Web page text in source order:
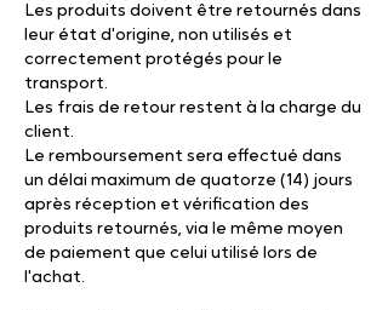
Les produits doivent être retournés dans
leur état d'origine, non utilisés et
correctement protégés pour le
transport.
Les frais de retour restent à la charge du
client.
Le remboursement sera effectué dans
un délai maximum de quatorze (14) jours
après réception et vérification des
produits retournés, via le même moyen
de paiement que celui utilisé lors de
l'achat.